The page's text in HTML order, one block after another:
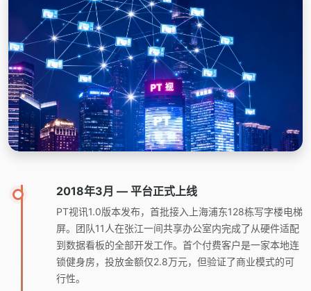
2018年3月 — 平台正式上线
PT视讯1.0版本发布，首批接入上海浦东128栋写字楼电梯
屏。团队11人在张江一间共享办公室内完成了从硬件适配
到数据看板的全部开发工作。首个付费客户是一家本地连
锁健身房，投放金额仅2.8万元，但验证了商业模式的可
行性。